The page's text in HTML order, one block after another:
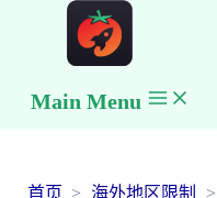
Main Menu
首页
海外地区限制